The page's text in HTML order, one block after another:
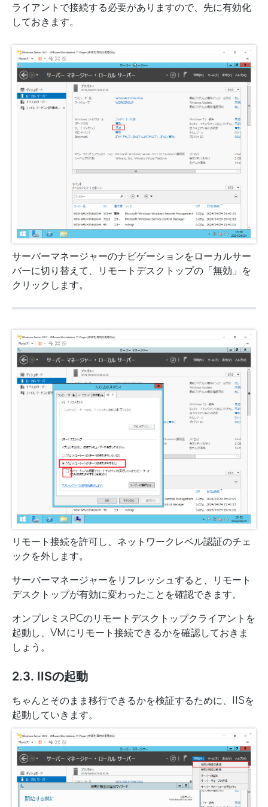
ライアントで接続する必要がありますので、先に有効化
しておきます。
サーバーマネージャーのナビゲーションをローカルサー
バーに切り替えて、リモートデスクトップの「無効」を
クリックします。
リモート接続を許可し、ネットワークレベル認証のチェ
ックを外します。
サーバーマネージャーをリフレッシュすると、リモート
デスクトップが有効に変わったことを確認できます。
オンプレミスPCのリモートデスクトップクライアントを
起動し、VMにリモート接続できるかを確認しておきま
しょう。
2.3. IISの起動
ちゃんとそのまま移行できるかを検証するために、IISを
起動していきます。